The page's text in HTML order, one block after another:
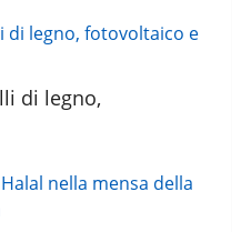
di legno,